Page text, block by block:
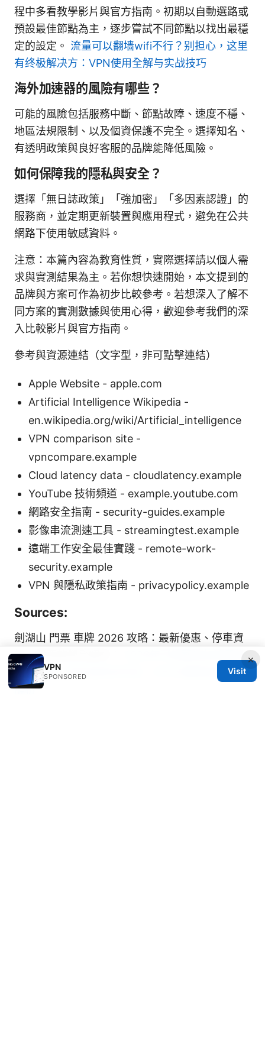
程中多看教學影片與官方指南。初期以自動選路或
預設最佳節點為主，逐步嘗試不同節點以找出最穩
定的設定。 流量可以翻墙wifi不行？别担心，这里
有终极解决方：VPN使用全解与实战技巧
海外加速器的風險有哪些？
可能的風險包括服務中斷、節點故障、速度不穩、
地區法規限制、以及個資保護不完全。選擇知名、
有透明政策與良好客服的品牌能降低風險。
如何保障我的隱私與安全？
選擇「無日誌政策」「強加密」「多因素認證」的
服務商，並定期更新裝置與應用程式，避免在公共
網路下使用敏感資料。
注意：本篇內容為教育性質，實際選擇請以個人需
求與實測結果為主。若你想快速開始，本文提到的
品牌與方案可作為初步比較參考。若想深入了解不
同方案的實測數據與使用心得，歡迎參考我們的深
入比較影片與官方指南。
參考與資源連結（文字型，非可點擊連結）
Apple Website - apple.com
Artificial Intelligence Wikipedia -
en.wikipedia.org/wiki/Artificial_intelligence
VPN comparison site -
vpncompare.example
Cloud latency data - cloudlatency.example
YouTube 技術頻道 - example.youtube.com
網路安全指南 - security-guides.example
影像串流測速工具 - streamingtest.example
遠端工作安全最佳實踐 - remote-work-
security.example
VPN 與隱私政策指南 - privacypolicy.example
Sources:
劍湖山 門票 車牌 2026 攻略：最新優惠、停車資
訊、買票教學全解析！
荐排行榜：安全高效访问全，VPN与翻墙加速器全
解析
×
VPN
SPONSORED
Visit